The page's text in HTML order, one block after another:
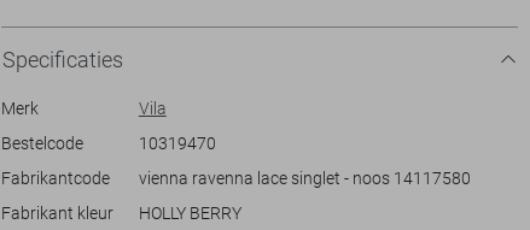
ideaal voor warmer weer. De regular fit verzekert een flatterende
pasvorm die zich makkelijk aanpast aan verschillende lichaamstypes.
Dankzij zijn casual stijl is deze Vila top veelzijdig te combineren. Draag
of combineer het met een eenvoudige jeans voor een relaxed dagje
uit. De normale lengte en subtiele kanten details maken het geschikt
voor diverse gelegenheden. Of je nu een middag op een terras
Specificaties
Merk
Vila
Bestelcode
10319470
Fabrikantcode
vienna ravenna lace singlet - noos 14117580
Fabrikant kleur
HOLLY BERRY